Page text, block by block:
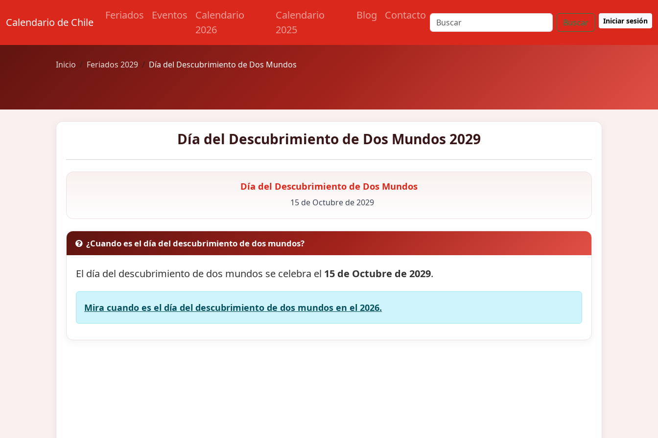
Calendario de Chile
Feriados Eventos
Calendario
2026
Calendario
2025
Blog Contacto
Buscar Iniciar sesión
Inicio Feriados 2029 Día del Descubrimiento de Dos Mundos
Día del Descubrimiento de Dos Mundos 2029
Día del Descubrimiento de Dos Mundos
15 de Octubre de 2029
¿Cuando es el día del descubrimiento de dos mundos?
El día del descubrimiento de dos mundos se celebra el 15 de Octubre de 2029.
Mira cuando es el día del descubrimiento de dos mundos en el 2026.